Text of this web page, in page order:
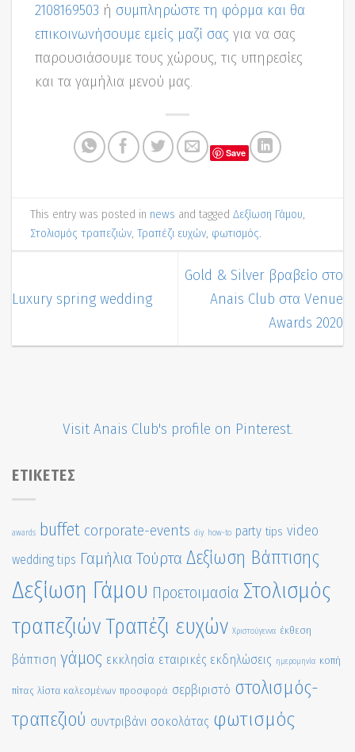
2108169503 ή συμπληρώστε τη φόρμα και θα
επικοινωνήσουμε εμείς μαζί σας για να σας
παρουσιάσουμε τους χώρους, τις υπηρεσίες
και τα γαμήλια μενού μας.
Save
This entry was posted in news and taggedΔεξίωση Γάμου,
Στολισμός τραπεζιών,Τραπέζι ευχών, φωτισμός.
Luxury spring wedding
Gold & Silver βραβείο στο
Anais Club στα Venue
Awards 2020
Visit Anais Club's profile on Pinterest.
ΕΤΙΚΈΤΕΣ
awards buffet corporate-events diy how-to party tips video
wedding tips Γαμήλια Τούρτα Δεξίωση Βάπτισης
Δεξίωση Γάμου Προετοιμασία Στολισμός
τραπεζιώνΤραπέζι ευχών Χριστούγεννα έκθεση
βάπτιση γάμος εκκλησία εταιρικές εκδηλώσεις ημερομηνία κοπή
πίτας λίστα καλεσμένων προσφορά σερβιριστό στολισμός-
τραπεζιού συντριβάνι σοκολάτας φωτισμός